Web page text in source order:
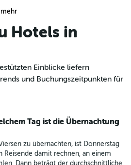
Hotels in
Einblicke liefern
und Buchungszeitpunkten für
Tag ist die Übernachtung
zu übernachten, ist Donnerstag
Reisende damit rechnen, an einem
Dann beträgt der durchschnittliche